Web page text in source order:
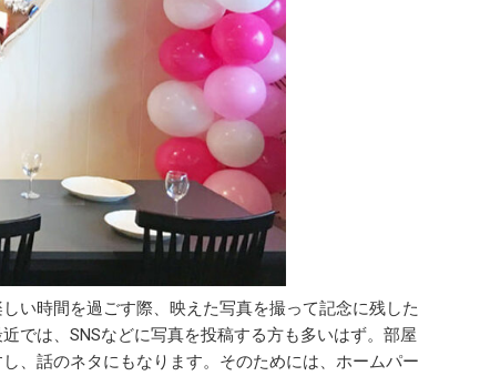
い時間を過ごす際、映えた写真を撮って記念に残した
では、SNSなどに写真を投稿する方も多いはず。部屋
、話のネタにもなります。そのためには、ホームパー